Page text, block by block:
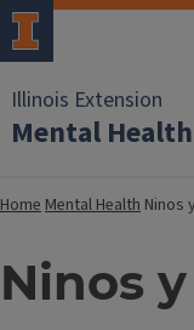
Illinois Extension
Mental Health
HomeMental Health Ninos
Ninos